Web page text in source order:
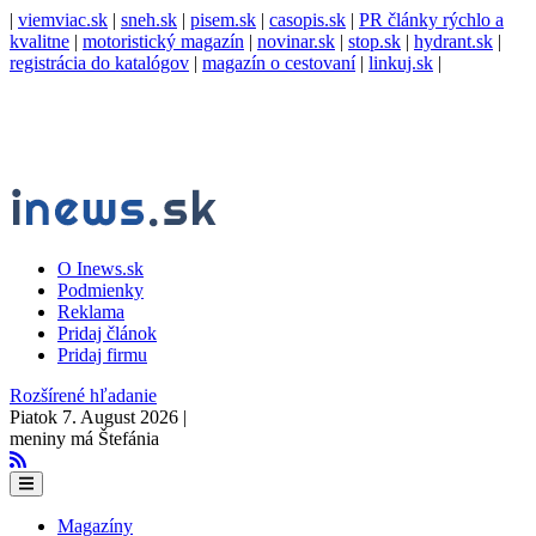
| viemviac.sk | sneh.sk | pisem.sk | casopis.sk | PR články rýchlo a
kvalitne | motoristický magazín | novinar.sk | stop.sk | hydrant.sk |
registrácia do katalógov | magazín o cestovaní| linkuj.sk |
O Inews.sk
Podmienky
Reklama
Pridaj článok
Pridaj firmu
Rozšírené hľadanie
Piatok 7. August 2026 |
meniny má Štefánia
Magazíny